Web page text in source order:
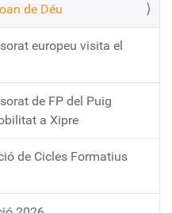
de Déu
europeu visita el
de FP del Puig
a Xipre
de Cicles Formatius